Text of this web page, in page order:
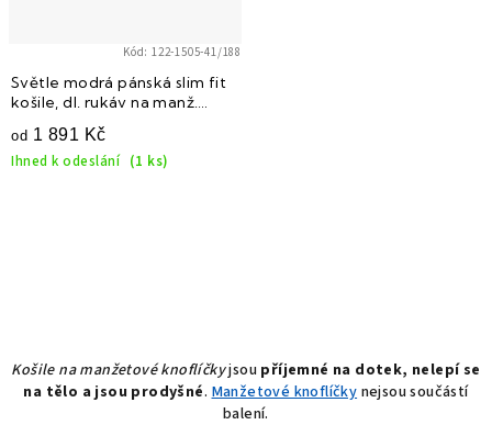
Světle modrá pánská slim fit
košile, dl. rukáv na manž.
od 1 891 Kč
Ihned k odeslání (1 ks)
Kód: 122-1505-41/188
á
d
a
Košile na manžetové knoflíčkyjsou příjemné na dotek, nelepí se
na tělo a jsou prodyšné. Manžetové knoflíčky nejsou součástí
balení.